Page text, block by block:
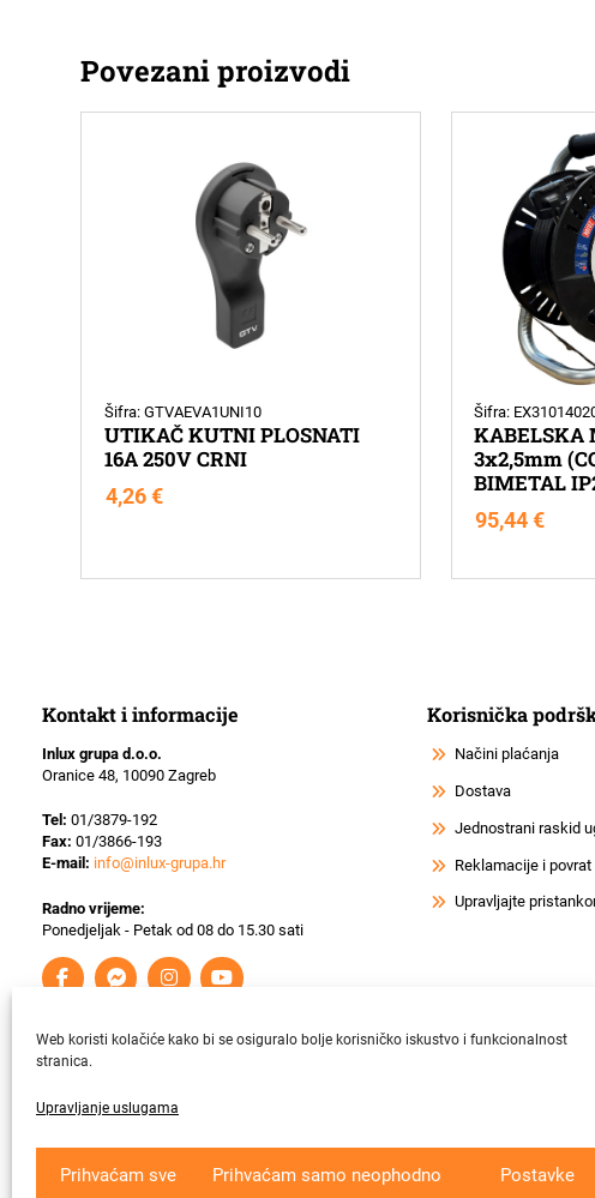
Web koristi kolačiće kako bi se osiguralo bolje korisničko iskustvo i funkcionalnost
stranica.
Upravljanje uslugama
Prihvaćam sve Prihvaćam samo neophodno Postavke
Povezani proizvodi
Šifra: GTVAEVA1UNI10
UTIKAČ KUTNI PLOSNATI
16A 250V CRNI
4,26 €
Šifra:
KABELSKA
3x2,5mm
BIMETAL
95,44€
Kontakt i informacije
Inlux grupa d.o.o.
Oranice 48, 10090 Zagreb
Tel: 01/3879-192
Fax: 01/3866-193
E-mail: info@inlux-grupa.hr
Radno vrijeme:
Ponedjeljak - Petak od 08 do 15.30 sati
Korisnička
Načini plaćanja
Dostava
Jednostrani raskid
Reklamacije i povrat
Upravljajte
Krajnji primatelj ﬁnancijskog instrumenta suﬁnanciranog iz Europskog